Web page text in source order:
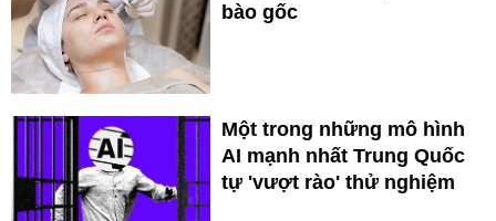
bào gốc
Một trong những mô hình
AI mạnh nhất Trung Quốc
tự 'vượt rào' thử nghiệm